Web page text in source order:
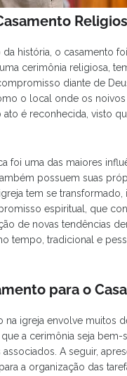
história, o casamento
cerimônia religiosa,
diante de
o local onde os
é reconhecida, visto
foi uma das maiores
possuem suas
tem se
espiritual, que
de novas tendências
tempo, tradicional e
para o
na igreja envolve muitos
a cerimônia seja
A seguir,
a organização das